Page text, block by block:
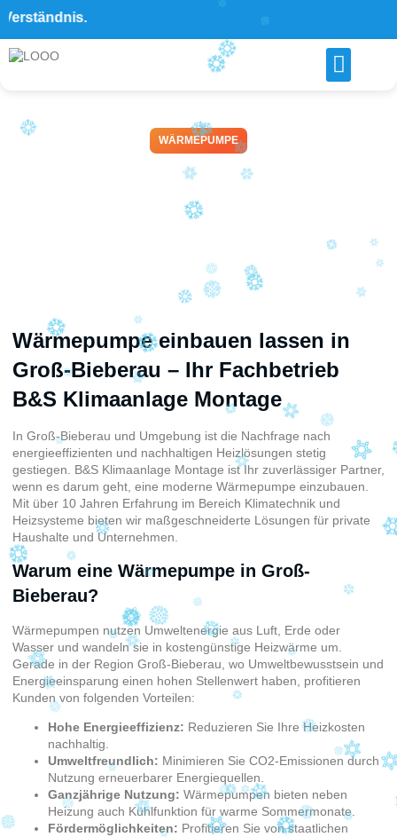
WÄRMEPUMPE
Wärmepumpe einbauen
lassen in Groß-Bieberau –
B&S Klimaanlage Montage
April 14, 2026
Wärmepumpe einbauen lassen in
Groß-Bieberau – Ihr Fachbetrieb
B&S Klimaanlage Montage
In Groß-Bieberau und Umgebung ist die Nachfrage nach
energieeffizienten und nachhaltigen Heizlösungen stetig
gestiegen. B&S Klimaanlage Montage ist Ihr zuverlässiger Partner,
wenn es darum geht, eine moderne Wärmepumpe einzubauen.
Mit über 10 Jahren Erfahrung im Bereich Klimatechnik und
Heizsysteme bieten wir maßgeschneiderte Lösungen für private
Haushalte und Unternehmen.
Warum eine Wärmepumpe in Groß-
Bieberau?
Wärmepumpen nutzen Umweltenergie aus Luft, Erde oder
Wasser und wandeln sie in kostengünstige Heizwärme um.
Gerade in der Region Groß-Bieberau, wo Umweltbewusstsein und
Energieeinsparung einen hohen Stellenwert haben, profitieren
Kunden von folgenden Vorteilen:
Hohe Energieeffizienz: Reduzieren Sie Ihre Heizkosten
nachhaltig.
Umweltfreundlich: Minimieren Sie CO2-Emissionen durch
Nutzung erneuerbarer Energiequellen.
Ganzjährige Nutzung: Wärmepumpen bieten neben
Heizung auch Kühlfunktion für warme Sommermonate.
Fördermöglichkeiten: Profitieren Sie von staatlichen